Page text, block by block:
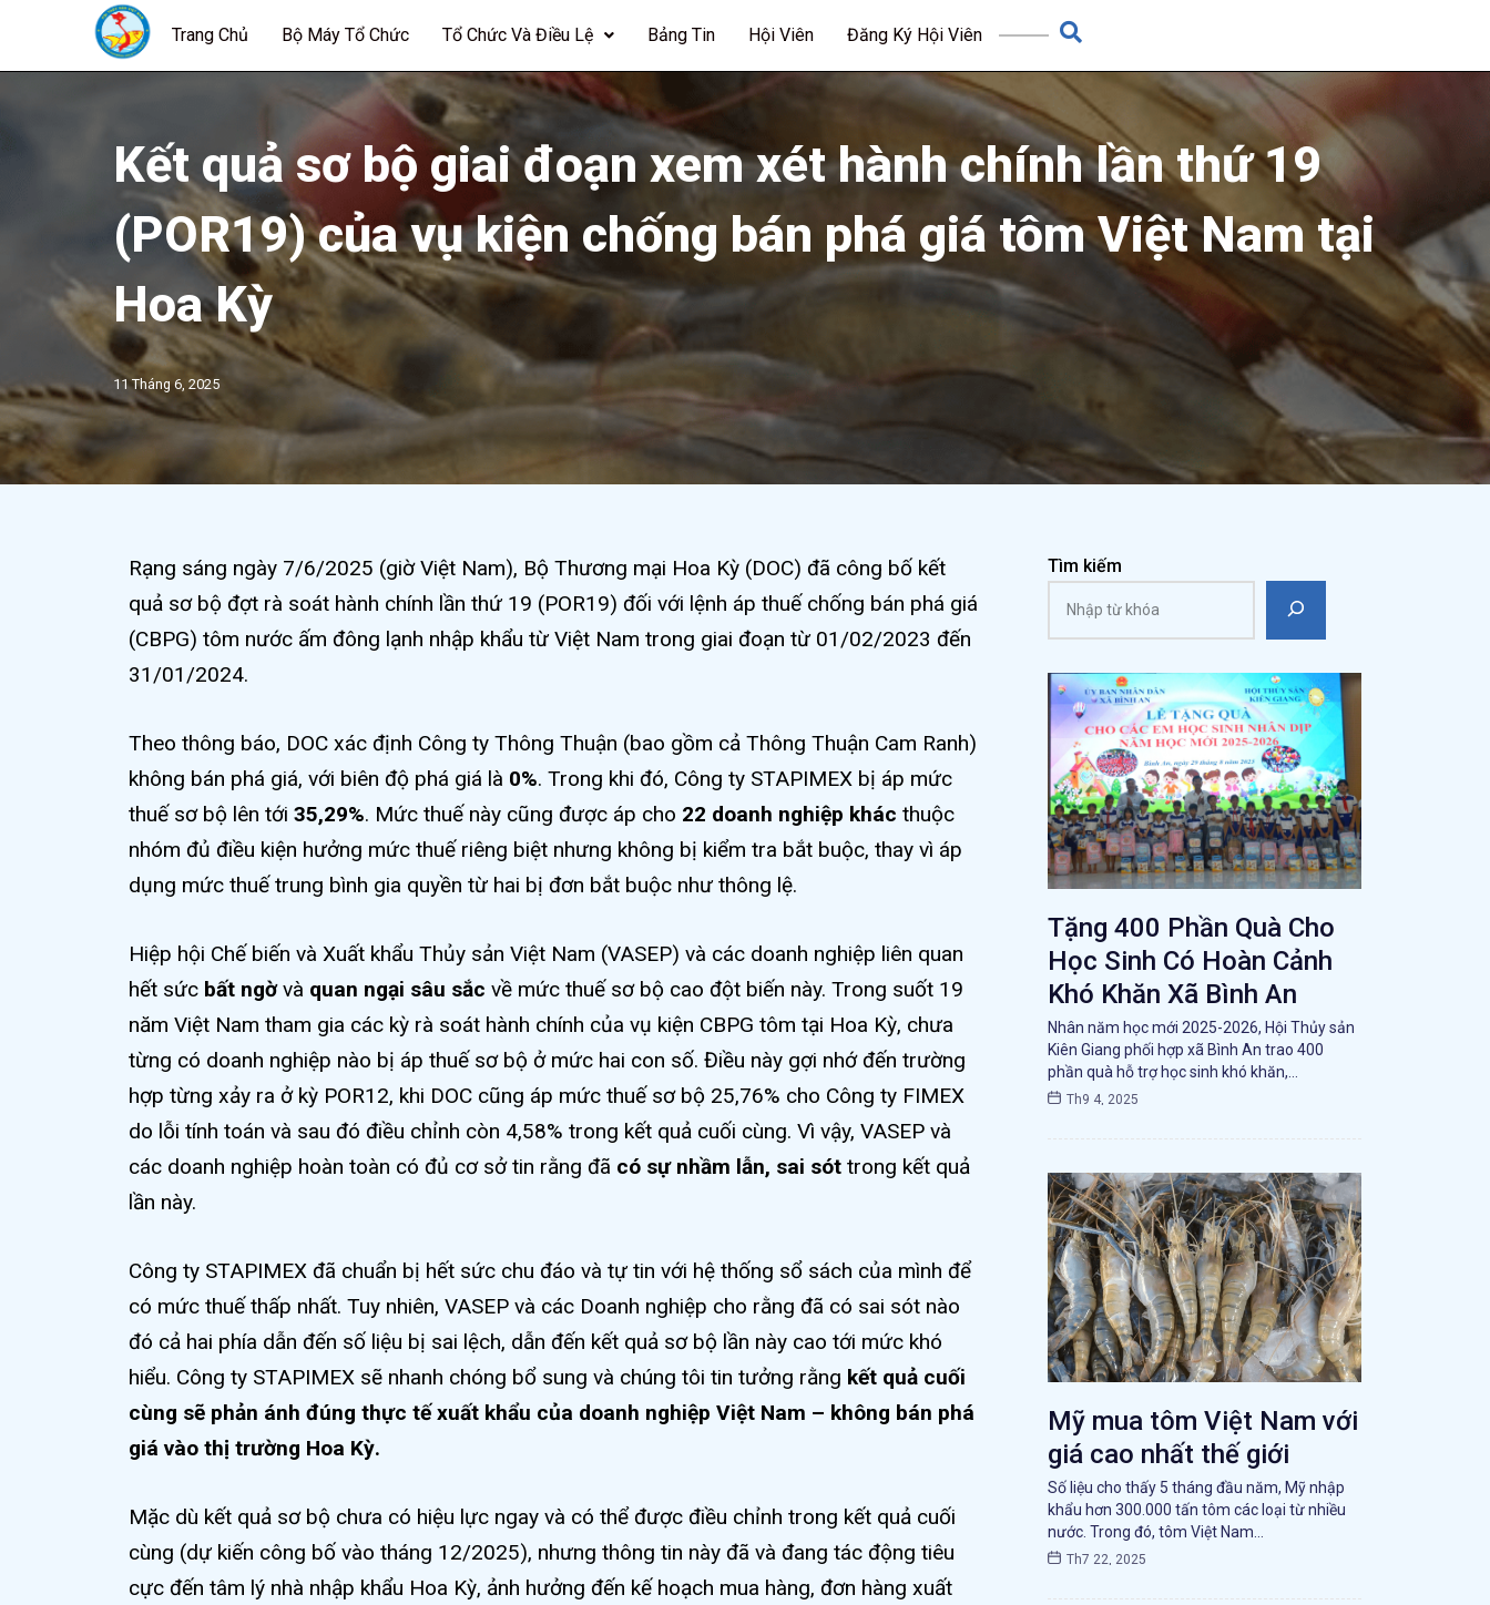
Trang Chủ Bộ Máy Tổ Chức Tổ Chức Và Điều Lệ Bảng Tin Hội Viên Đăng Ký Hội Viên
Kết quả sơ bộ giai đoạn xem xét hành chính lần thứ 19
(POR19) của vụ kiện chống bán phá giá tôm Việt Nam tại
Hoa Kỳ
11 Tháng 6, 2025
Rạng sáng ngày 7/6/2025 (giờ Việt Nam), Bộ Thương mại Hoa Kỳ (DOC) đã công bố kết
quả sơ bộ đợt rà soát hành chính lần thứ 19 (POR19) đối với lệnh áp thuế chống bán phá giá
(CBPG) tôm nước ấm đông lạnh nhập khẩu từ Việt Nam trong giai đoạn từ 01/02/2023 đến
31/01/2024.
Theo thông báo, DOC xác định Công ty Thông Thuận (bao gồm cả Thông Thuận Cam Ranh)
không bán phá giá, với biên độ phá giá là 0%. Trong khi đó, Công ty STAPIMEX bị áp mức
thuế sơ bộ lên tới 35,29%. Mức thuế này cũng được áp cho 22 doanh nghiệp khác thuộc
nhóm đủ điều kiện hưởng mức thuế riêng biệt nhưng không bị kiểm tra bắt buộc, thay vì áp
dụng mức thuế trung bình gia quyền từ hai bị đơn bắt buộc như thông lệ.
Hiệp hội Chế biến và Xuất khẩu Thủy sản Việt Nam (VASEP) và các doanh nghiệp liên quan
hết sức bất ngờvà quan ngại sâu sắc về mức thuế sơ bộ cao đột biến này. Trong suốt 19
năm Việt Nam tham gia các kỳ rà soát hành chính của vụ kiện CBPG tôm tại Hoa Kỳ, chưa
từng có doanh nghiệp nào bị áp thuế sơ bộ ở mức hai con số. Điều này gợi nhớ đến trường
hợp từng xảy ra ở kỳ POR12, khi DOC cũng áp mức thuế sơ bộ 25,76% cho Công ty FIMEX
do lỗi tính toán và sau đó điều chỉnh còn 4,58% trong kết quả cuối cùng. Vì vậy, VASEP và
các doanh nghiệp hoàn toàn có đủ cơ sở tin rằng đã có sự nhầm lẫn, sai sóttrong kết quả
lần này.
Công ty STAPIMEX đã chuẩn bị hết sức chu đáo và tự tin với hệ thống sổ sách của mình để
có mức thuế thấp nhất. Tuy nhiên, VASEP và các Doanh nghiệp cho rằng đã có sai sót nào
đó cả hai phía dẫn đến số liệu bị sai lệch, dẫn đến kết quả sơ bộ lần này cao tới mức khó
hiểu. Công ty STAPIMEX sẽ nhanh chóng bổ sung và chúng tôi tin tưởng rằng kết quả cuối
cùng sẽ phản ánh đúng thực tế xuất khẩu của doanh nghiệp Việt Nam – không bán phá
giá vào thị trường Hoa Kỳ.
Mặc dù kết quả sơ bộ chưa có hiệu lực ngay và có thể được điều chỉnh trong kết quả cuối
cùng (dự kiến công bố vào tháng 12/2025), nhưng thông tin này đã và đang tác động tiêu
cực đến tâm lý nhà nhập khẩu Hoa Kỳ, ảnh hưởng đến kế hoạch mua hàng, đơn hàng xuất
Tìm kiếm
Tặng 400 Phần Quà Cho
Học Sinh Có Hoàn Cảnh
Khó Khăn Xã Bình An
Nhân năm học mới 2025-2026, Hội Thủy sản
Kiên Giang phối hợp xã Bình An trao 400
phần quà hỗ trợ học sinh khó khăn,…
Th9 4, 2025
Mỹ mua tôm Việt Nam với
giá cao nhất thế giới
Số liệu cho thấy 5 tháng đầu năm, Mỹ nhập
khẩu hơn 300.000 tấn tôm các loại từ nhiều
nước. Trong đó, tôm Việt Nam…
Th7 22, 2025